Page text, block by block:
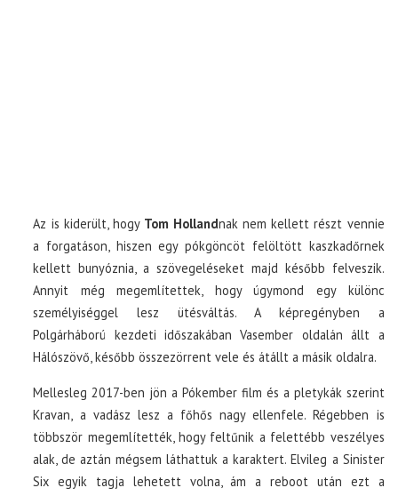
Az is kiderült, hogy Tom Hollandnak nem kellett részt vennie
a forgatáson, hiszen egy pókgöncöt felöltött kaszkadőrnek
kellett bunyóznia, a szövegeléseket majd később felveszik.
Annyit még megemlítettek, hogy úgymond egy különc
személyiséggel lesz ütésváltás. A képregényben a
Polgárháború kezdeti időszakában Vasember oldalán állt a
Hálószövő, később összezörrent vele és átállt a másik oldalra.
Mellesleg 2017-ben jön a Pókember film és a pletykák szerint
Kravan, a vadász lesz a főhős nagy ellenfele. Régebben is
többször megemlítették, hogy feltűnik a felettébb veszélyes
alak, de aztán mégsem láthattuk a karaktert. Elvileg a Sinister
Six egyik tagja lehetett volna, ám a reboot után ezt a